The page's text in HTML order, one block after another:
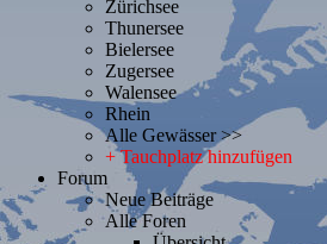
Zürichsee
Thunersee
Bielersee
Zugersee
Walensee
Rhein
Alle Gewässer >>
+ Tauchplatz hinzufügen
Forum
Neue Beiträge
Alle Foren